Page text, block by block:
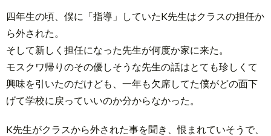
四年生の頃、僕に「指導」していたK先生はクラスの担任か
ら外された。
そして新しく担任になった先生が何度か家に来た。
モスクワ帰りのその優しそうな先生の話はとても珍しくて
興味を引いたのだけども、一年も欠席してた僕がどの面下
げて学校に戻っていいのか分からなかった。
K先生がクラスから外された事を聞き、恨まれていそうで、